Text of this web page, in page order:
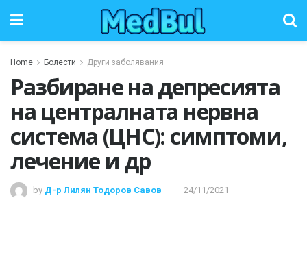
Home Болести Други заболявания
Разбиране на депресията
на централната нервна
система (ЦНС): симптоми,
лечение и др
by Д-р Лилян Тодоров Савов 24/11/2021